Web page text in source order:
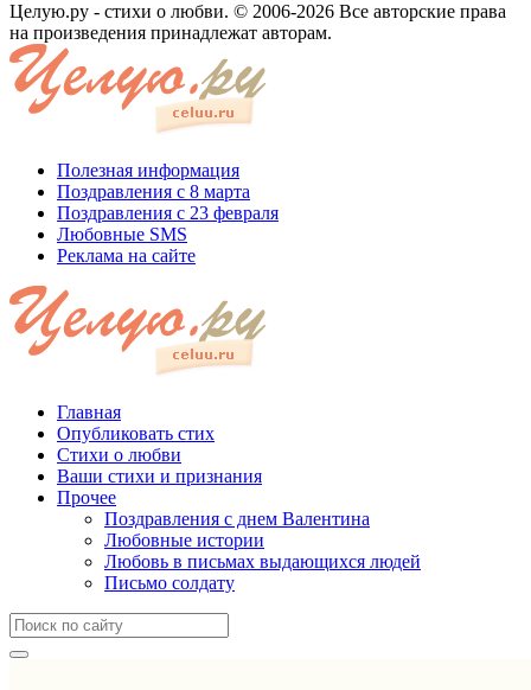
Целую.ру - стихи о любви. © 2006-2026 Все авторские права
на произведения принадлежат авторам.
Полезная информация
Поздравления с 8 марта
Поздравления с 23 февраля
Любовные SMS
Реклама на сайте
Главная
Опубликовать стих
Стихи о любви
Ваши стихи и признания
Прочее
Поздравления с днем Валентина
Любовные истории
Любовь в письмах выдающихся людей
Письмо солдату